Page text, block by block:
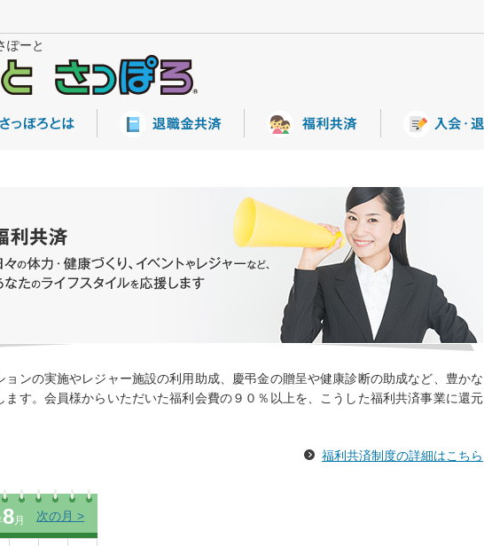
ぽーと
ョンの実施やレジャー施設の利用助成、慶弔金の贈呈や健康診断の助成など、豊かな
ます。会員様からいただいた福利会費の９０％以上を、こうした福利共済事業に還元
福利共済制度の詳細はこちら
8月次の月 >